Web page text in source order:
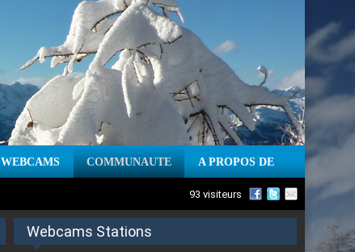
WEBCAMS COMMUNAUTE A PROPOS DE
93 visiteurs
Webcams Stations